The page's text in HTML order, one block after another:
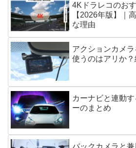
4Kドラレコのお
【2026年版】｜
な理由
アクションカメ
使うのはアリか
カーナビと連動
ーのまとめ
バックカメラと